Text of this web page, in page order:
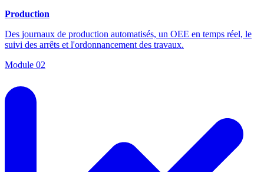
Production
Des journaux de production automatisés, un OEE en temps réel, le
suivi des arrêts et l'ordonnancement des travaux.
Module 02